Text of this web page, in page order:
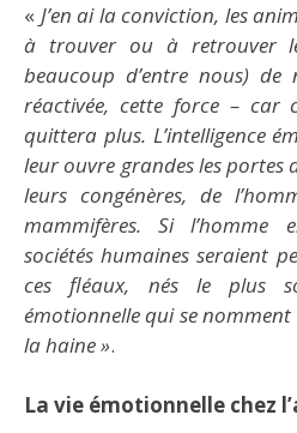
« J’en ai la conviction, les
à trouver ou à retrouver
beaucoup d’entre nous)
réactivée, cette force – car
quittera plus. L’intelligence
leur ouvre grandes les portes
leurs congénères, de
mammifères. Si
sociétés humaines seraient
ces fléaux, nés le plus
émotionnelle qui se nomment
la haine ».
La vie émotionnelle chez